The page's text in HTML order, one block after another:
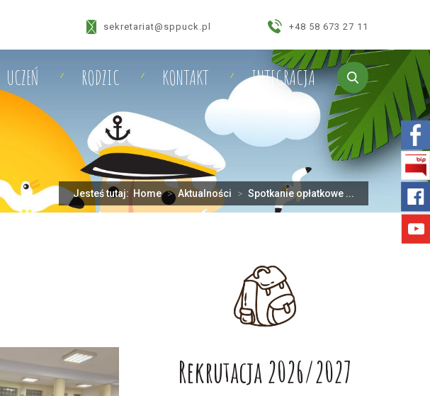
sekretariat@sppuck.pl +48 58 673 27 11
UCZEŃ RODZIC KONTAKT INTEGRACJA
Jesteś tutaj: Home > Aktualności > Spotkanie opłatkowe ...
Rekrutacja 2026/2027